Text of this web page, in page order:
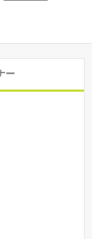
ー